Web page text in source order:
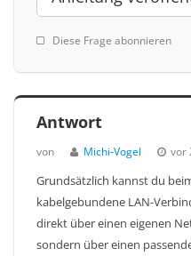
Diese Frage abonnieren
Antwort
von Michi-Vogel vor
Grundsätzlich kannst du
kabelgebundene LAN-
direkt über einen eigenen
sondern über einen